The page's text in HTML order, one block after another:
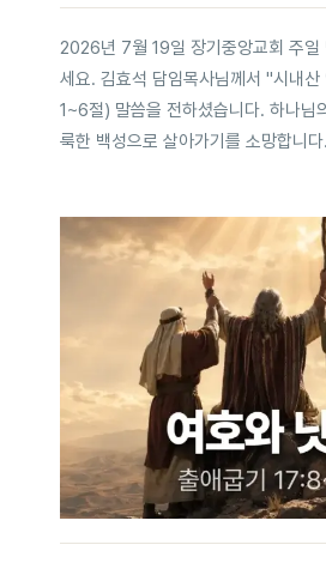
2026년 7월 19일 장기중앙교회 주일
세요. 김효석 담임목사님께서 "시내
1~6절) 말씀을 전하셨습니다. 하나님
룩한 백성으로 살아가기를 소망합니다.